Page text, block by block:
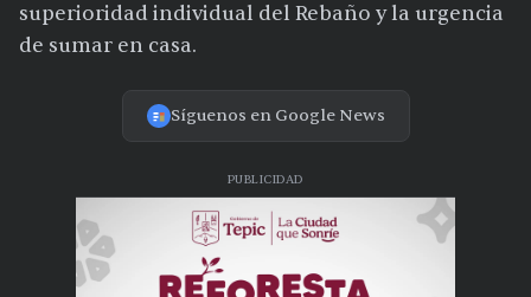
superioridad individual del Rebaño y la urgencia
de sumar en casa.
Síguenos en Google News
PUBLICIDAD